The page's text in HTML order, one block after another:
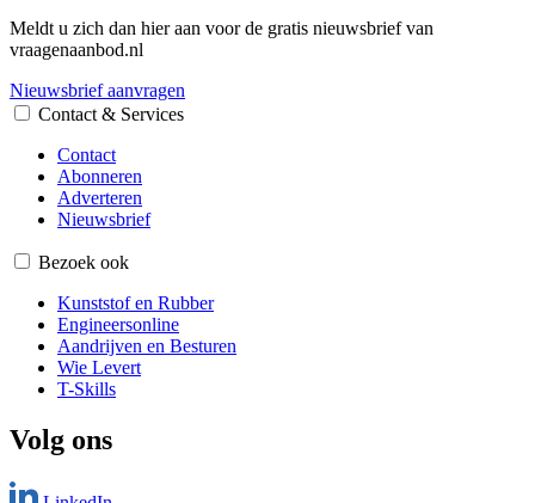
Meldt u zich dan hier aan voor de gratis nieuwsbrief van
vraagenaanbod.nl
Nieuwsbrief aanvragen
Contact & Services
Contact
Abonneren
Adverteren
Nieuwsbrief
Bezoek ook
Kunststof en Rubber
Engineersonline
Aandrijven en Besturen
Wie Levert
T-Skills
Volg ons